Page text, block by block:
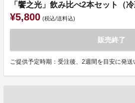
「饗之光」飲み比べ2本セット（冷
¥5,800 (税込/送料込)
販売終了
ご提供予定時期：受注後、2週間を目安に発送